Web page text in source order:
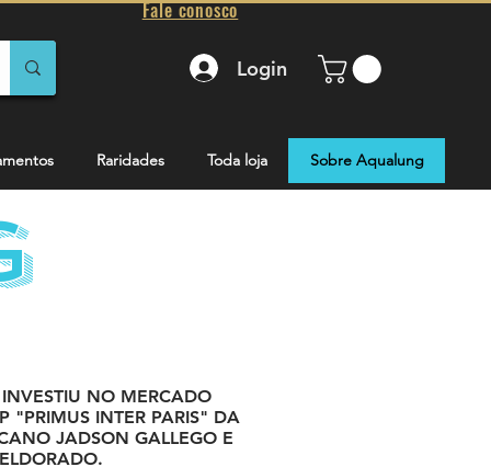
Fale conosco
Login
Raridades Toda loja Sobre Aqualung
NO MERCADO
"PRIMUS INTER PARIS" DA
JADSON GALLEGO E